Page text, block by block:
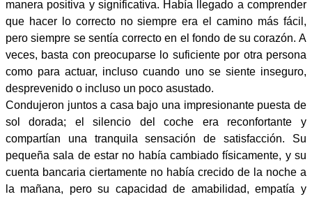
manera positiva y significativa. Había llegado a comprender
que hacer lo correcto no siempre era el camino más fácil,
pero siempre se sentía correcto en el fondo de su corazón. A
veces, basta con preocuparse lo suficiente por otra persona
como para actuar, incluso cuando uno se siente inseguro,
desprevenido o incluso un poco asustado.
Condujeron juntos a casa bajo una impresionante puesta de
sol dorada; el silencio del coche era reconfortante y
compartían una tranquila sensación de satisfacción. Su
pequeña sala de estar no había cambiado físicamente, y su
cuenta bancaria ciertamente no había crecido de la noche a
la mañana, pero su capacidad de amabilidad, empatía y